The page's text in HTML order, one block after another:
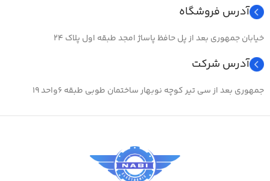
آدرس فروشگاه
خیابان جمهوری بعد از پل حافظ پاساژ امجد طبقه اول پلاک ۲۴
آدرس شرکت
جمهوری بعد از سی تیر کوچه نوبهار ساختمان طوبی طبقه ۶واحد ۱۹